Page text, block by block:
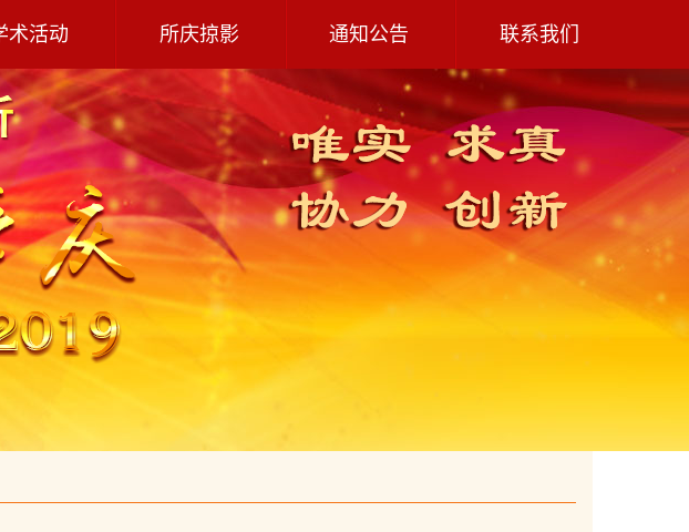
术活动 所庆掠影 通知公告 联系我们